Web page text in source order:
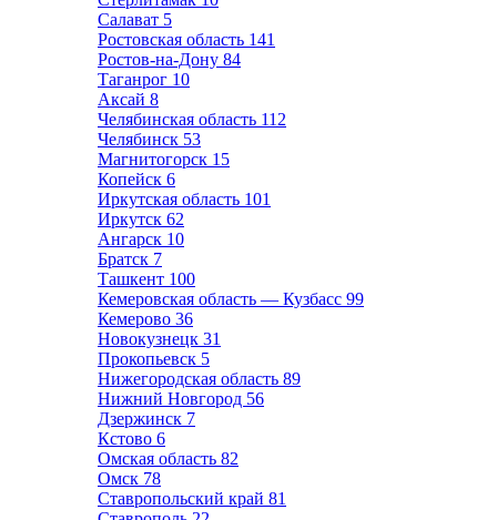
Салават 5
Ростовская область 141
Ростов-на-Дону 84
Таганрог 10
Аксай 8
Челябинская область 112
Челябинск 53
Магнитогорск 15
Копейск 6
Иркутская область 101
Иркутск 62
Ангарск 10
Братск 7
Ташкент 100
Кемеровская область — Кузбасс 99
Кемерово 36
Новокузнецк 31
Прокопьевск 5
Нижегородская область 89
Нижний Новгород 56
Дзержинск 7
Кстово 6
Омская область 82
Омск 78
Ставропольский край 81